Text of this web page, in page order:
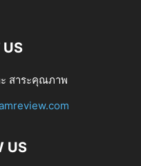
สาระคุณภาพ
US